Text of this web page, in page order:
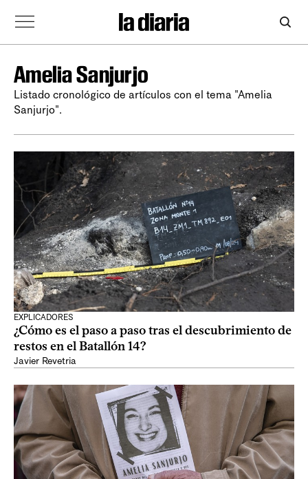
Amelia Sanjurjo
Listado cronológico de artículos con el tema "Amelia
Sanjurjo".
EXPLICADORES
¿Cómo es el paso a paso tras el descubrimiento de
restos en el Batallón 14?
Javier Revetria